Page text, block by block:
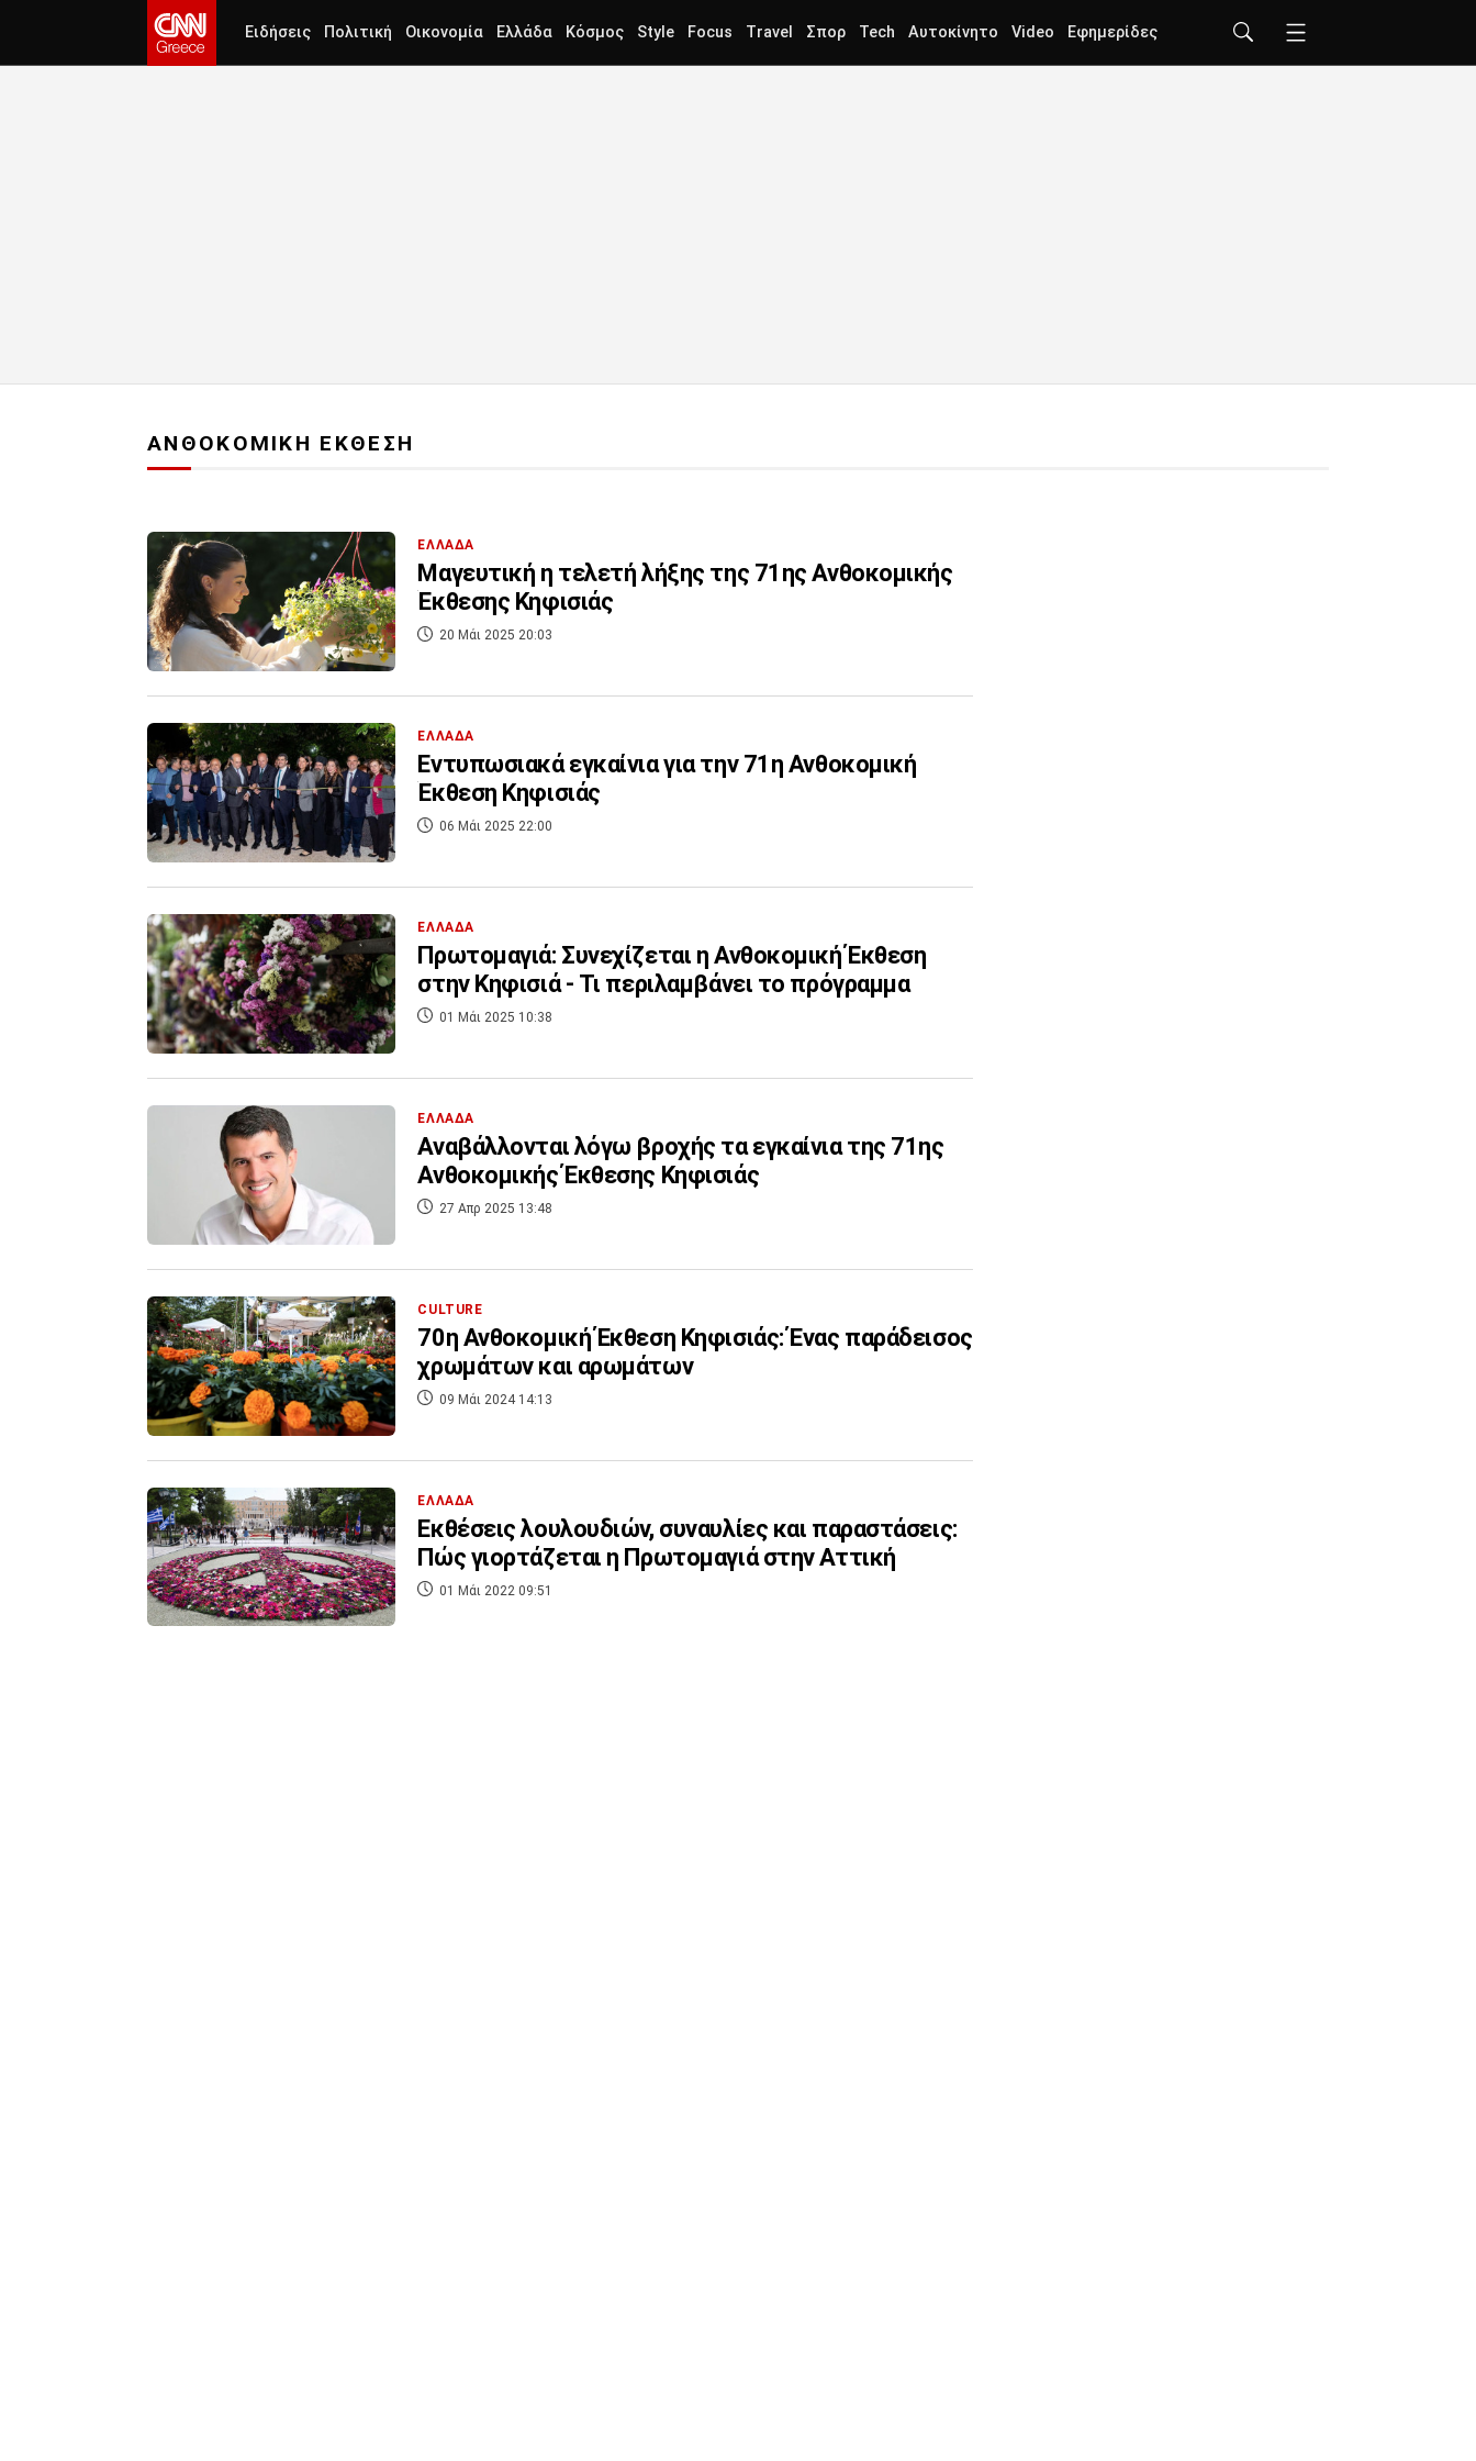
Ειδήσεις Πολιτική Οικονομία Ελλάδα Κόσμος Style Focus Travel Σπορ Tech Αυτοκίνητο Video Εφημερίδες
ΑΝΘΟΚΟΜΙΚΗ ΕΚΘΕΣΗ
ΕΛΛΑΔΑ
Μαγευτική η τελετή λήξης της 71ης Ανθοκομικής
Έκθεσης Κηφισιάς
20 Μάι 2025 20:03
ΕΛΛΑΔΑ
Εντυπωσιακά εγκαίνια για την 71η Ανθοκομική
Έκθεση Κηφισιάς
06 Μάι 2025 22:00
ΕΛΛΑΔΑ
Πρωτομαγιά: Συνεχίζεται η Ανθοκομική Έκθεση
στην Κηφισιά - Τι περιλαμβάνει το πρόγραμμα
01 Μάι 2025 10:38
ΕΛΛΑΔΑ
Αναβάλλονται λόγω βροχής τα εγκαίνια της 71ης
Ανθοκομικής Έκθεσης Κηφισιάς
27 Απρ 2025 13:48
CULTURE
70η Ανθοκομική Έκθεση Κηφισιάς: Ένας παράδεισος
χρωμάτων και αρωμάτων
09 Μάι 2024 14:13
ΕΛΛΑΔΑ
Εκθέσεις λουλουδιών, συναυλίες και παραστάσεις:
Πώς γιορτάζεται η Πρωτομαγιά στην Αττική
01 Μάι 2022 09:51